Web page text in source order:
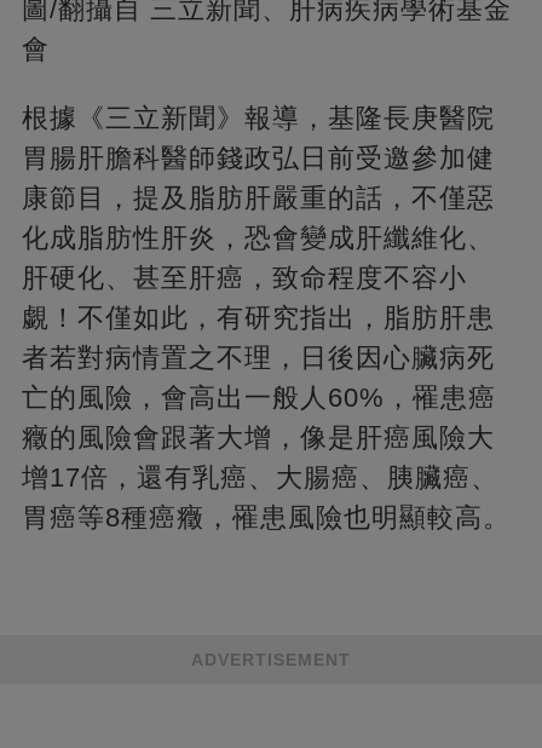
圖/翻攝自 三立新聞、肝病疾病學術基金
會
根據《三立新聞》報導，基隆長庚醫院
胃腸肝膽科醫師錢政弘日前受邀參加健
康節目，提及脂肪肝嚴重的話，不僅惡
化成脂肪性肝炎，恐會變成肝纖維化、
肝硬化、甚至肝癌，致命程度不容小
覷！不僅如此，有研究指出，脂肪肝患
者若對病情置之不理，日後因心臟病死
亡的風險，會高出一般人60%，罹患癌
癥的風險會跟著大增，像是肝癌風險大
增17倍，還有乳癌、大腸癌、胰臟癌、
胃癌等8種癌癥，罹患風險也明顯較高。
ADVERTISEMENT